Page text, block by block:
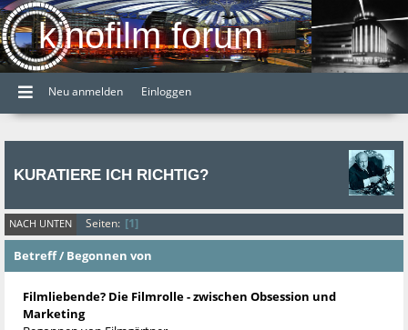
kinofilm forum
Neu anmelden Einloggen
KURATIERE ICH RICHTIG?
NACH UNTEN Seiten
1
Betreff/ Begonnen von
Filmliebende? Die Filmrolle - zwischen Obsession und
Marketing